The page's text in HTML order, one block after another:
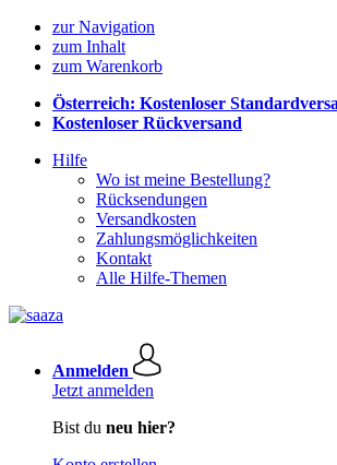
zur Navigation
zum Inhalt
zum Warenkorb
Österreich: Kostenloser
Kostenloser Rückversand
Hilfe
Wo ist meine Bestellung?
Rücksendungen
Versandkosten
Zahlungsmöglichkeiten
Kontakt
Alle Hilfe-Themen
Anmelden
Jetzt anmelden
Bist du neu hier?